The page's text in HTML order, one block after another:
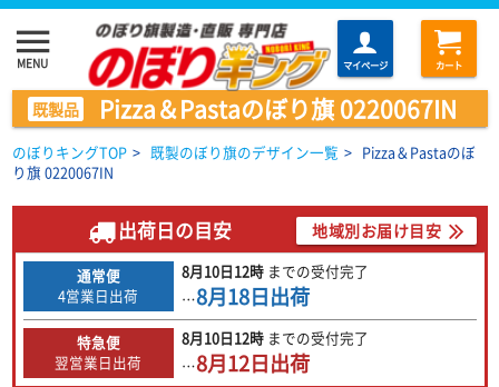
menu
MENU マイページ カート
既製品 Pizza＆Pastaのぼり旗 0220067IN
のぼりキングTOP > 既製のぼり旗のデザイン一覧 > Pizza＆Pastaのぼ
り旗 0220067IN
出荷日の目安 地域別お届け目安
通常便
4営業日出荷
8月10日12時 までの受付完了
…8月18日出荷
特急便
翌営業日出荷
8月10日12時 までの受付完了
…8月12日出荷